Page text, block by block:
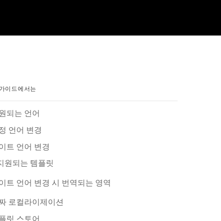
이드에서는
되는 언어
언어 변경
트 언어 변경
원되는 템플릿
트 언어 변경 시 번역되는 영역
로컬라이제이션
릿 스토어